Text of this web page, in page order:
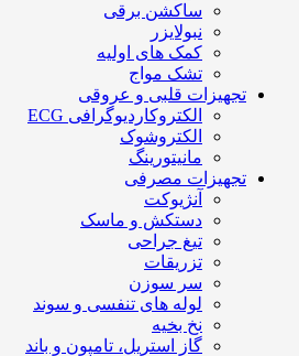
ساکشن برقی
نبولایزر
کمک های اولیه
تشک مواج
تجهیزات قلبی و عروقی
الکتروکاردیوگرافی ECG
الکتروشوک
مانیتورینگ
تجهیزات مصرفی
آنژیوکت
دستکش و ماسک
تیغ جراحی
تزریقات
سر سوزن
لوله های تنفسی و سوند
نخ بخیه
گاز استریل، تامپون و باند